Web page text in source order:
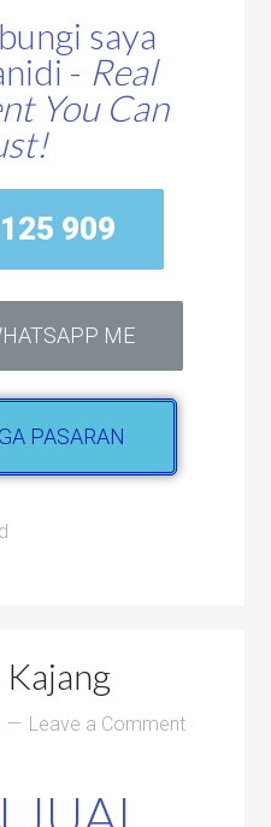
saya
- Real
You Can
909
ME
PASARAN
Leave a Comment